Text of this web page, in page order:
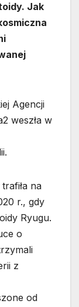
Jak
Agencji
weszła w
na
r., gdy
Ryugu.
o
z
od